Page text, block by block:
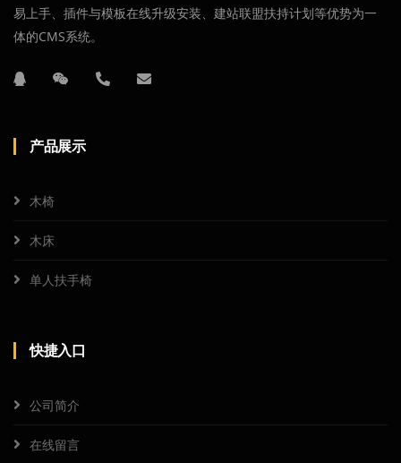
易上手、插件与模板在线升级安装、建站联盟扶持计划等优势为一
体的CMS系统。
产品展示
木椅
木床
单人扶手椅
快捷入口
公司简介
在线留言